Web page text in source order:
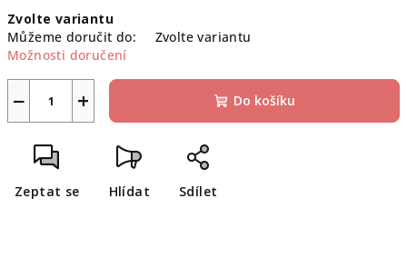
cena:
Zvolte variantu
Můžeme doručit do:
Zvolte variantu
Možnosti doručení
+
− Do košíku
Zeptat se Hlídat Sdílet